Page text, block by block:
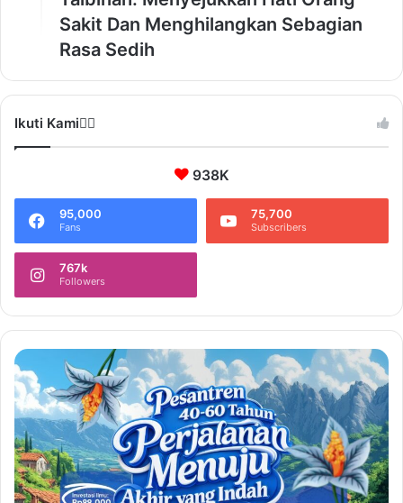
Sakit Dan Menghilangkan Sebagian
Rasa Sedih
Ikuti Kami❤️‍🔥
938K
95,000
Fans
75,700
Subscribers
767k
Followers